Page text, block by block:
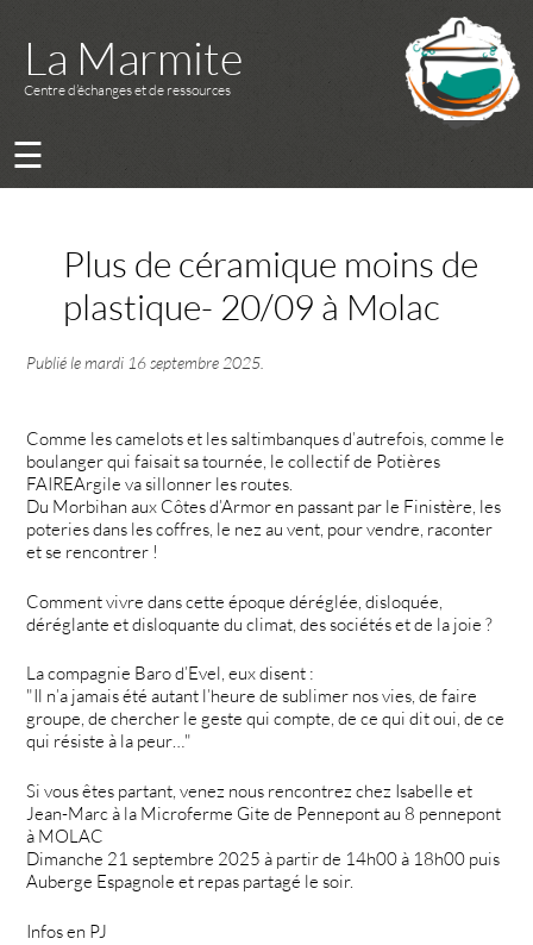
La Marmite
Centre d’échanges et de ressources
☰
Plus de céramique moins de
plastique- 20/09 à Molac
Publié lemardi 16 septembre 2025
Comme les camelots et les saltimbanques d’autrefois, comme le
boulanger qui faisait sa tournée, le collectif de Potières
FAIREArgile va sillonner les routes.
Du Morbihan aux Côtes d’Armor en passant par le Finistère, les
poteries dans les coffres, le nez au vent, pour vendre, raconter
et se rencontrer !
Comment vivre dans cette époque déréglée, disloquée,
déréglante et disloquante du climat, des sociétés et de la joie ?
La compagnie Baro d’Evel, eux disent :
"Il n’a jamais été autant l’heure de sublimer nos vies, de faire
groupe, de chercher le geste qui compte, de ce qui dit oui, de ce
qui résiste à la peur…"
Si vous êtes partant, venez nous rencontrez chez Isabelle et
Jean-Marc à la Microferme Gite de Pennepont au 8 pennepont
à MOLAC
Dimanche 21 septembre 2025 à partir de 14h00 à 18h00 puis
Auberge Espagnole et repas partagé le soir.
Infos en PJ